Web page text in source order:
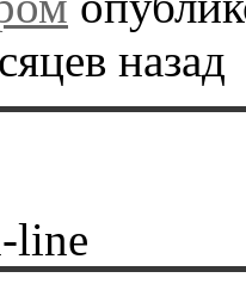
назад
line